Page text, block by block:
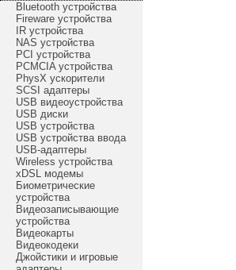
Bluetooth устройства
Fireware устройства
IR устройства
NAS устройства
PCI устройства
PCMCIA устройства
PhysX ускорители
SCSI адаптеры
USB видеоустройства
USB диски
USB устройства
USB устройства ввода
USB-адаптеры
Wireless устройства
xDSL модемы
Биометрические
устройства
Видеозаписывающие
устройства
Видеокарты
Видеокодеки
Джойстики и игровые